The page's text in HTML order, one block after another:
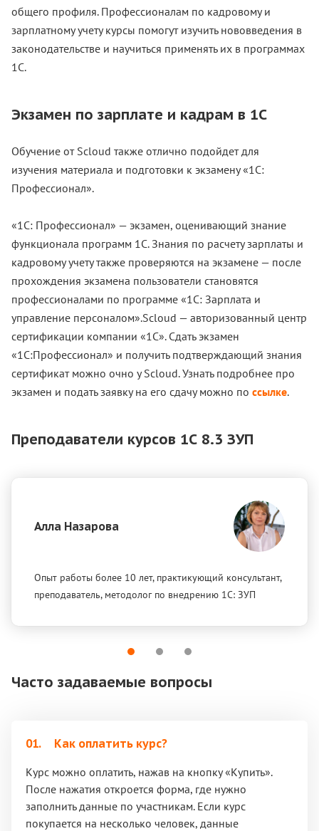
общего профиля. Профессионалам по кадровому и
зарплатному учету курсы помогут изучить нововведения в
законодательстве и научиться применять их в программах
1С.
Экзамен по зарплате и кадрам в 1С
Обучение от Scloud также отлично подойдет для
изучения материала и подготовки к экзамену «1С:
Профессионал».
«1С: Профессионал» — экзамен, оценивающий знание
функционала программ 1С. Знания по расчету зарплаты и
кадровому учету также проверяются на экзамене — после
прохождения экзамена пользователи становятся
профессионалами по программе «1С: Зарплата и
управление персоналом».Scloud — авторизованный центр
сертификации компании «1С». Сдать экзамен
«1С:Профессионал» и получить подтверждающий знания
сертификат можно очно у Scloud. Узнать подробнее про
экзамен и подать заявку на его сдачу можно по ссылке.
Преподаватели курсов 1С 8.3 ЗУП
Алла Назарова
Опыт работы более 10 лет, практикующий консультант,
преподаватель, методолог по внедрению 1С: ЗУП
Часто задаваемые вопросы
01.
Как оплатить курс?
Курс можно оплатить, нажав на кнопку «Купить».
После нажатия откроется форма, где нужно
заполнить данные по участникам. Если курс
покупается на несколько человек, данные